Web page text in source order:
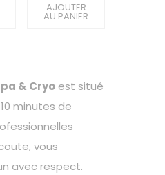
AJOUTER
AU PANIER
& Cryoest situé
minutes de
vous
avec respect.